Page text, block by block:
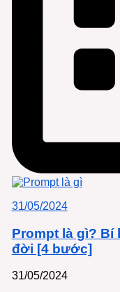
31/05/2024
Prompt là gì? Bí
đời [4 bước]
31/05/2024